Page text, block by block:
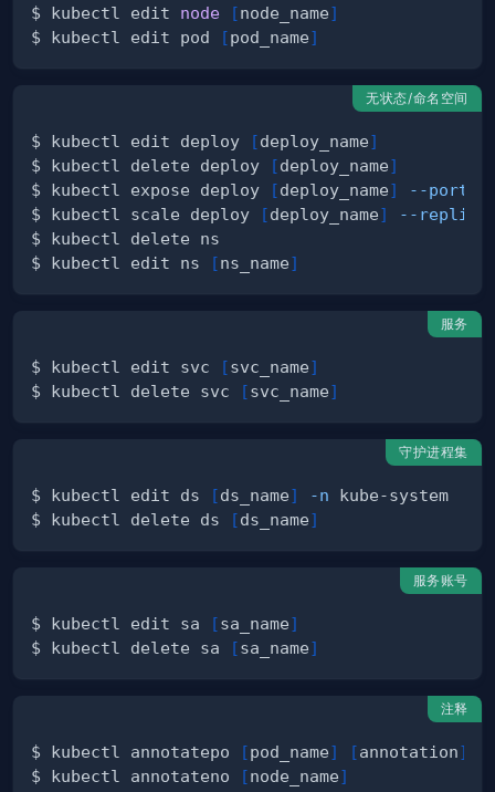
$ kubectl edit node [node_name]
$ kubectl edit pod
[pod_name]
无状态/命名空间
$ kubectl edit deploy [deploy_name]
$ kubectl delete deploy
[deploy_name]
$ kubectl expose deploy
[deploy_name] --port
$ kubectl scale deploy
[deploy_name]
--
$ kubectl edit ns
[ns_name]
服务
$ kubectl edit svc [svc_name]
$ kubectl delete svc
[svc_name]
守护进程集
$ kubectl edit ds [ds_name] -n
$ kubectl delete ds
[ds_name]
服务账号
$ kubectl edit sa [sa_name]
$ kubectl delete sa
[sa_name]
注释
$ kubectl annotatepo [pod_name] [annotation]
$ kubectl annotateno
[node_name]